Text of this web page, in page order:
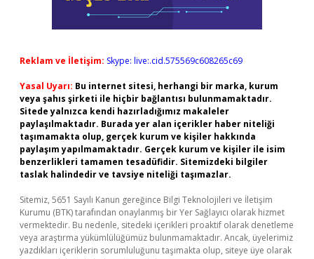
Reklam ve İletişim: Skype: live:.cid.575569c608265c69
Yasal Uyarı: Bu internet sitesi, herhangi bir marka, kurum
veya şahıs şirketi ile hiçbir bağlantısı bulunmamaktadır.
Sitede yalnızca kendi hazırladığımız makaleler
paylaşılmaktadır. Burada yer alan içerikler haber niteliği
taşımamakta olup, gerçek kurum ve kişiler hakkında
paylaşım yapılmamaktadır. Gerçek kurum ve kişiler ile isim
benzerlikleri tamamen tesadüfidir. Sitemizdeki bilgiler
taslak halindedir ve tavsiye niteliği taşımazlar.
Sitemiz, 5651 Sayılı Kanun gereğince Bilgi Teknolojileri ve İletişim
Kurumu (BTK) tarafından onaylanmış bir Yer Sağlayıcı olarak hizmet
vermektedir. Bu nedenle, sitedeki içerikleri proaktif olarak denetleme
veya araştırma yükümlülüğümüz bulunmamaktadır. Ancak, üyelerimiz
yazdıkları içeriklerin sorumluluğunu taşımakta olup, siteye üye olarak